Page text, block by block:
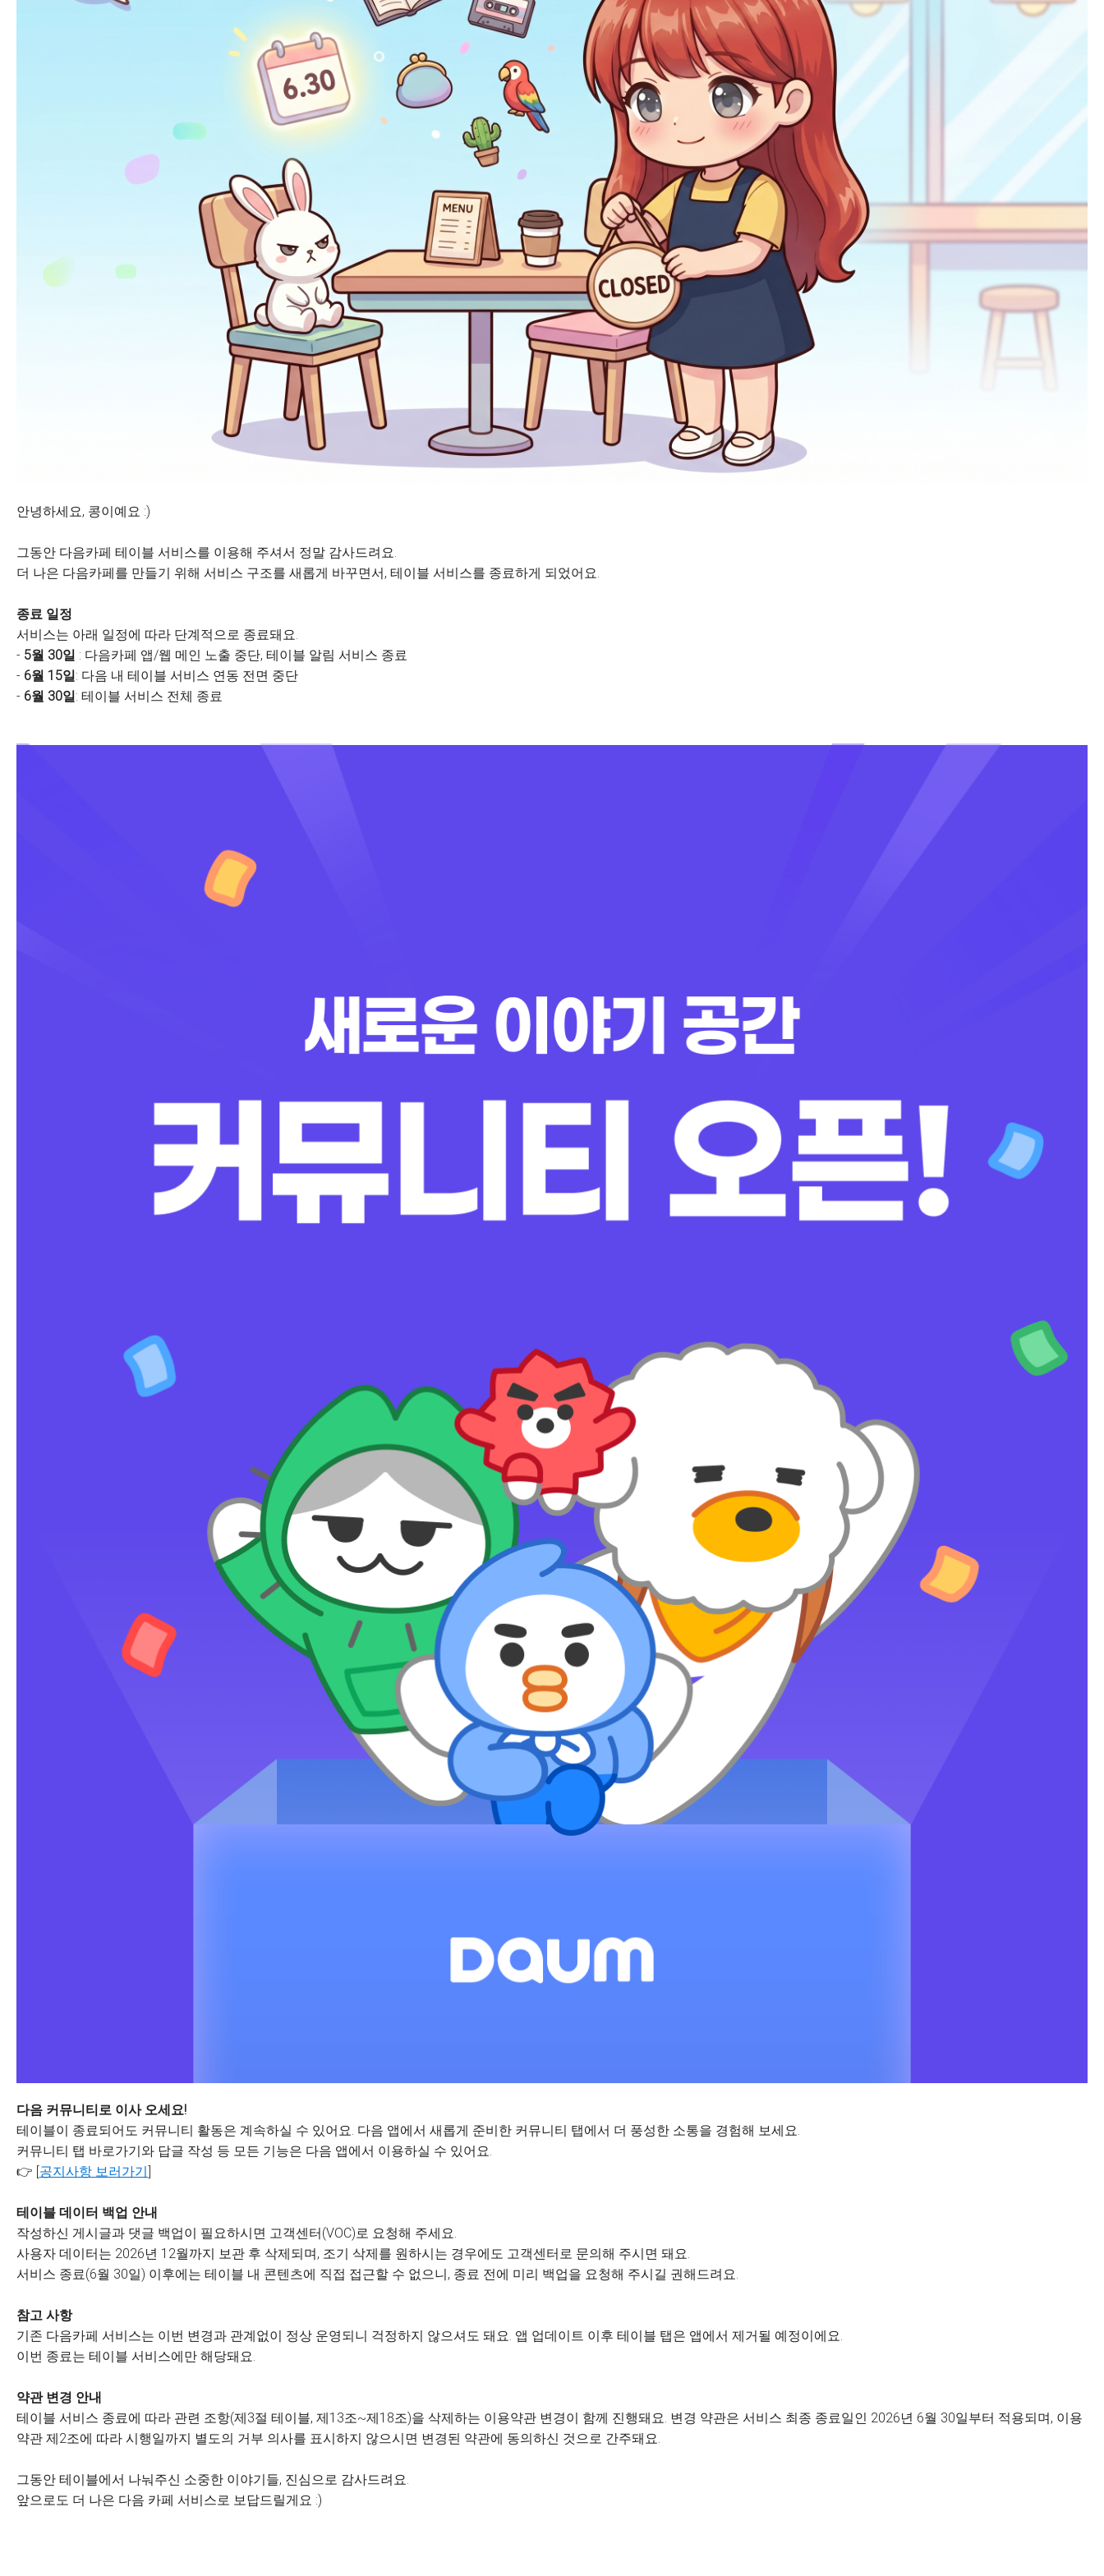
안녕하세요, 콩이예요 :)
그동안 다음카페 테이블 서비스를 이용해 주셔서 정말 감사드려요.
더 나은 다음카페를 만들기 위해 서비스 구조를 새롭게 바꾸면서, 테이블 서비스를 종료하게 되었어요.
종료 일정
서비스는 아래 일정에 따라 단계적으로 종료돼요.
- 5월 30일 : 다음카페 앱/웹 메인 노출 중단, 테이블 알림 서비스 종료
- 6월 15일: 다음 내 테이블 서비스 연동 전면 중단
- 6월 30일: 테이블 서비스 전체 종료
다음 커뮤니티로 이사 오세요!
테이블이 종료되어도 커뮤니티 활동은 계속하실 수 있어요. 다음 앱에서 새롭게 준비한 커뮤니티 탭에서 더 풍성한 소통을 경험해 보세요.
커뮤니티 탭 바로가기와 답글 작성 등 모든 기능은 다음 앱에서 이용하실 수 있어요.
👉 [공지사항 보러가기]
테이블 데이터 백업 안내
작성하신 게시글과 댓글 백업이 필요하시면 고객센터(VOC)로 요청해 주세요.
사용자 데이터는 2026년 12월까지 보관 후 삭제되며, 조기 삭제를 원하시는 경우에도 고객센터로 문의해 주시면 돼요.
서비스 종료(6월 30일) 이후에는 테이블 내 콘텐츠에 직접 접근할 수 없으니, 종료 전에 미리 백업을 요청해 주시길 권해드려요.
참고 사항
기존 다음카페 서비스는 이번 변경과 관계없이 정상 운영되니 걱정하지 않으셔도 돼요. 앱 업데이트 이후 테이블 탭은 앱에서 제거될 예정이에요.
이번 종료는 테이블 서비스에만 해당돼요.
약관 변경 안내
테이블 서비스 종료에 따라 관련 조항(제3절 테이블, 제13조~제18조)을 삭제하는 이용약관 변경이 함께 진행돼요. 변경 약관은 서비스 최종 종료일인 2026년 6월 30일부터 적용되며, 이용
약관 제2조에 따라 시행일까지 별도의 거부 의사를 표시하지 않으시면 변경된 약관에 동의하신 것으로 간주돼요.
그동안 테이블에서 나눠주신 소중한 이야기들, 진심으로 감사드려요.
앞으로도 더 나은 다음 카페 서비스로 보답드릴게요 :)